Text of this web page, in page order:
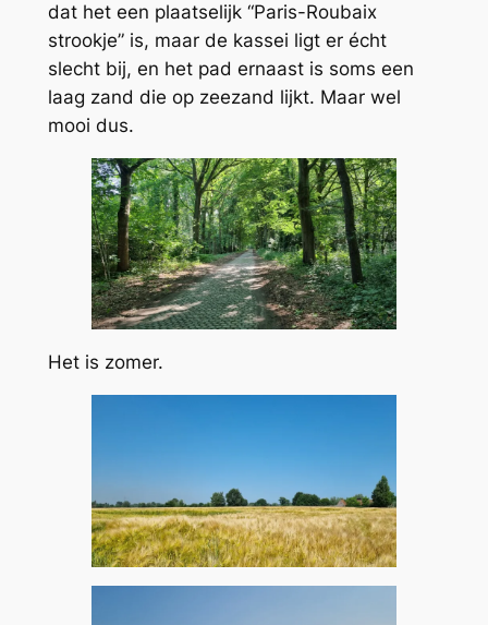
dat het een plaatselijk “Paris-Roubaix
strookje” is, maar de kassei ligt er écht
slecht bij, en het pad ernaast is soms een
laag zand die op zeezand lijkt. Maar wel
mooi dus.
Het is zomer.